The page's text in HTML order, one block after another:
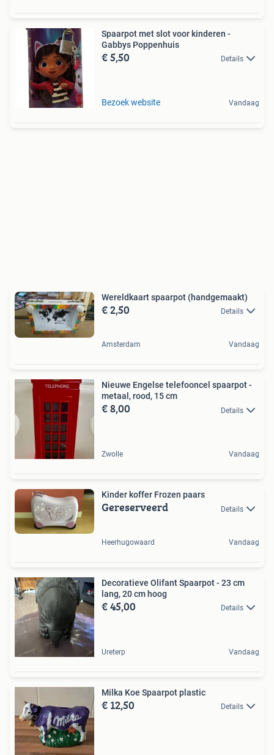
Spaarpot met slot voor kinderen -
Gabbys Poppenhuis
€ 5,50 Details
Bezoek website Vandaag
Wereldkaart spaarpot (handgemaakt)
€ 2,50 Details
Amsterdam Vandaag
Nieuwe Engelse telefooncel spaarpot -
metaal, rood, 15 cm
€ 8,00 Details
Zwolle Vandaag
Kinder koffer Frozen paars
Gereserveerd Details
Heerhugowaard Vandaag
Decoratieve Olifant Spaarpot - 23 cm
lang, 20 cm hoog
€ 45,00 Details
Ureterp Vandaag
Milka Koe Spaarpot plastic
€ 12,50 Details